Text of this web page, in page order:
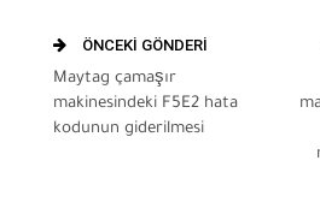
ÖNCEKI GÖNDERI
Maytag çamaşır
makinesindeki F5E2 hata
kodunun giderilmesi